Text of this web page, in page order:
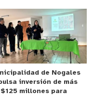
$2.500.000.
de Nogales
inversión de más
millones para